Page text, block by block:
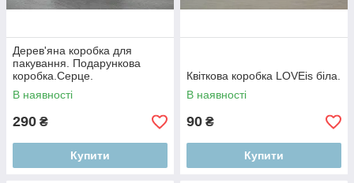
Дерев'яна коробка для
пакування. Подарункова
коробка.Серце.
В наявності
290 ₴
Купити
Квіткова коробка LOVEis біла.
В наявності
90 ₴
Купити